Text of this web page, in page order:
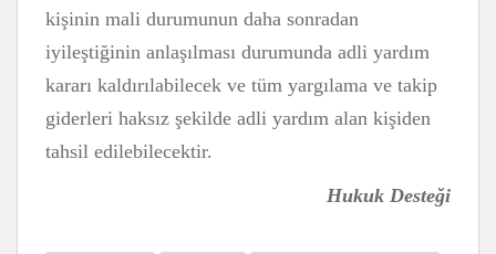
kişinin mali durumunun daha sonradan
iyileştiğinin anlaşılması durumunda adli yardım
kararı kaldırılabilecek ve tüm yargılama ve takip
giderleri haksız şekilde adli yardım alan kişiden
tahsil edilebilecektir.
Hukuk Desteği